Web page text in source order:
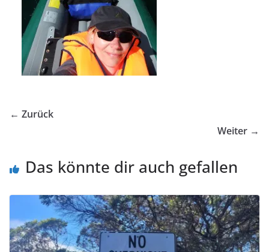
← Zurück
Weiter →
Das könnte dir auch gefallen